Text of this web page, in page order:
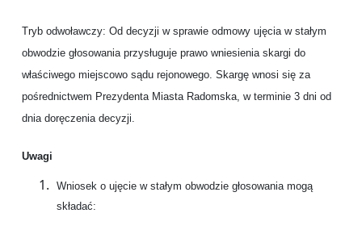
Tryb odwoławczy: Od decyzji w sprawie odmowy ujęcia w stałym
obwodzie głosowania przysługuje prawo wniesienia skargi do
właściwego miejscowo sądu rejonowego. Skargę wnosi się za
pośrednictwem Prezydenta Miasta Radomska, w terminie 3 dni od
dnia doręczenia decyzji.
Uwagi
Wniosek o ujęcie w stałym obwodzie głosowania mogą
składać: